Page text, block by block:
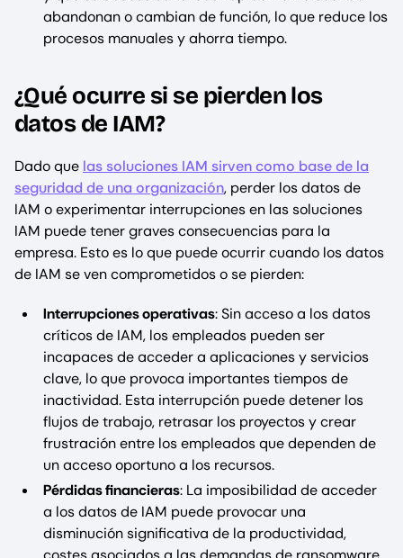
abandonan o cambian de función, lo que reduce los
procesos manuales y ahorra tiempo.
¿Qué ocurre si se pierden los
datos de IAM?
Dado que las soluciones IAM sirven como base de la
seguridad de una organización, perder los datos de
IAM o experimentar interrupciones en las soluciones
IAM puede tener graves consecuencias para la
empresa. Esto es lo que puede ocurrir cuando los datos
de IAM se ven comprometidos o se pierden:
Interrupciones operativas: Sin acceso a los datos
críticos de IAM, los empleados pueden ser
incapaces de acceder a aplicaciones y servicios
clave, lo que provoca importantes tiempos de
inactividad. Esta interrupción puede detener los
flujos de trabajo, retrasar los proyectos y crear
frustración entre los empleados que dependen de
un acceso oportuno a los recursos.
Pérdidas financieras: La imposibilidad de acceder
a los datos de IAM puede provocar una
disminución significativa de la productividad,